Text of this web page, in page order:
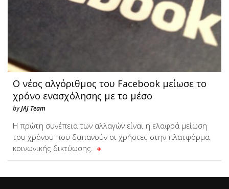
Ο νέος αλγόριθμος του Facebook μείωσε το
χρόνο ενασχόλησης με το μέσο
byJAJ Team
Η πρώτη συνέπεια των αλλαγών είναι η ελαφρά μείωση
του χρόνου που δαπανούν οι χρήστες στην πλατφόρμα
κοινωνικής δικτύωσης.